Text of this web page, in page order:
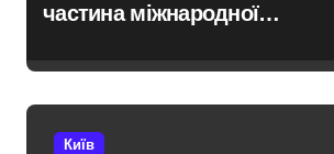
частина міжнародної
Київ